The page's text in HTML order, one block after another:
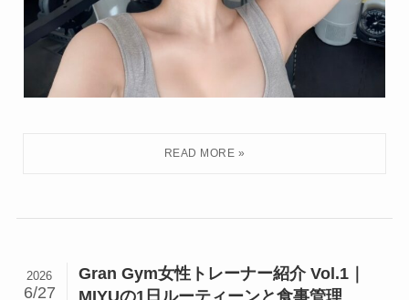
Gran Gym女性トレーナー紹介 Vol.1｜
2026
6/27